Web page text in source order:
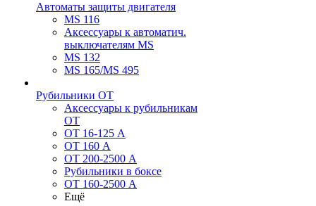
Автоматы защиты двигателя
MS 116
Аксессуары к автоматич.
выключателям MS
MS 132
MS 165/MS 495
Рубильники ОТ
Аксессуары к рубильникам
OT
OT 16-125 А
OT 160 А
OT 200-2500 А
Рубильники в боксе
OT 160-2500 А
Ещё